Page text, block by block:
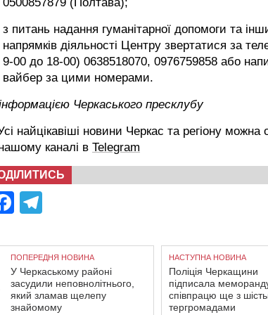
0500857879 (Полтава);
з питань надання гуманітарної допомоги та
напрямків діяльності Центру звертатися за
9-00 до 18-00) 0638518070, 0976759858 або
вайбер за цими номерами.
Черкаського пресклубу
найцікавіші новини Черкас та регіону можна
каналі в Telegram
Facebook
ПОПЕРЕДНЯ НОВИНА
У Черкаському районі
засудили неповнолітнього,
який зламав щелепу
знайомому
НАСТУПНА НОВИНА
Поліція Черкащини
підписала
співпрацю ще з
тергромадами